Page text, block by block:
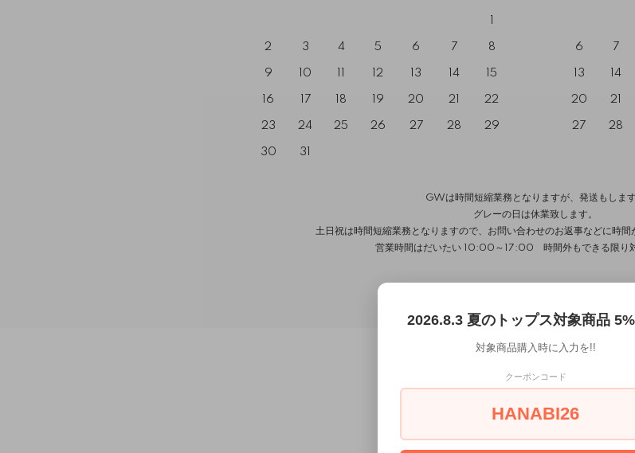
2 3 4 5 6 7 8
9 10 12 13 14 15
16 17 18 19 20 21 22
23 24 25 26 27 28 29
30 31
6 7
13 14
20 21
27 28
GWは時間短縮業務となりますが、発送もします
グレーの日は休業致します。
土日祝は時間短縮業務となりますので、お問い合わせのお返事などに時間
営業時間はだいたい 10:00～17:00 時間外もできる限り対
SHOPPING
2026.8.3 夏のトップス対象商品
対象商品購入時に入力を!!
クーポンコード
HANABI26